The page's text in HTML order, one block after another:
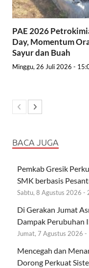
PAE 2026
Day, Momentum
Sayur dan Buah
Minggu, 26 Juli 2026 -
BACA JUGA
Pemkab Gresik
SMK berbasis
Sabtu, 8 Agustus 2026 -
Di Gerakan Jumat
Dampak Perubuhan
Jumat, 7 Agustus 2026 -
Mencegah dan
Dorong Perkuat